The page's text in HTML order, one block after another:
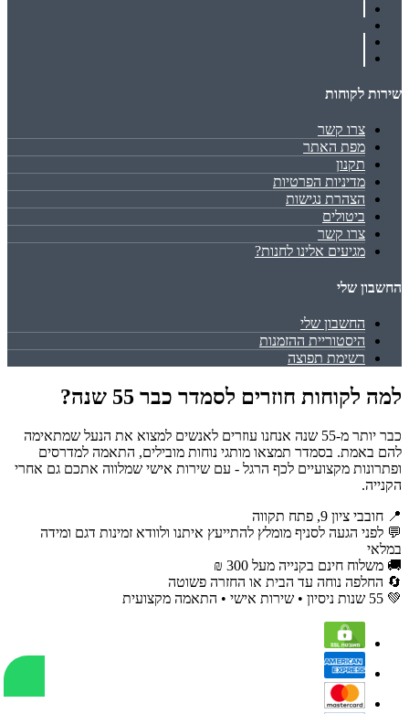
שירות לקוחות
צרו קשר
מפת האתר
תקנון
מדיניות הפרטיות
הצהרת נגישות
ביטולים
צרו קשר
מגיעים אלינו לחנות?
החשבון שלי
החשבון שלי
היסטוריית ההזמנות
רשימת תפוצה
למה לקוחות חוזרים לסמדר כבר 55 שנה?
כבר יותר מ-55 שנה אנחנו עוזרים לאנשים למצוא את הנעל שמתאימה
להם באמת. בסמדר תמצאו מותגי נוחות מובילים, התאמה למדרסים
ופתרונות מקצועיים לכף הרגל - עם שירות אישי שמלווה אתכם גם אחרי
הקנייה.
📍 חובבי ציון 9, פתח תקווה
💬 לפני הגעה לסניף מומלץ להתייעץ איתנו ולוודא זמינות דגם ומידה
במלאי
🚚 משלוח חינם בקנייה מעל 300 ₪
🔄 החלפה נוחה עד הבית או החזרה פשוטה
💚 55 שנות ניסיון • שירות אישי • התאמה מקצועית